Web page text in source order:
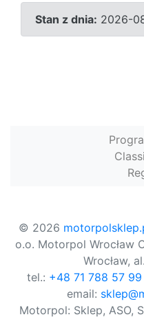
Stan z dnia: 2026-
© 2026
o.o. Motorpol Wrocław
Wrocław,
tel.: +48 71 788 57 99
email:
Motorpol: Sklep, ASO,